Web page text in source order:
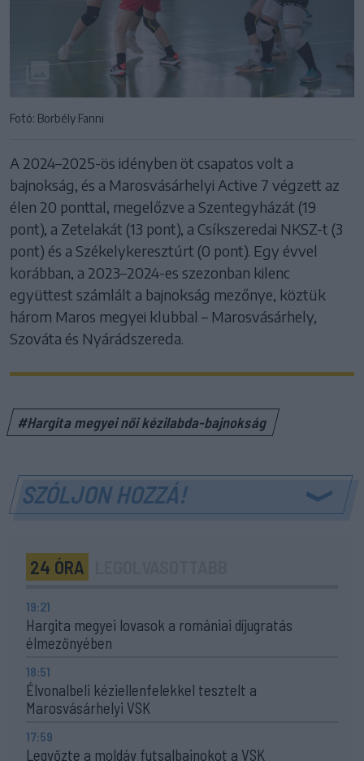
Fotó: Borbély Fanni
A 2024–2025-ös idényben öt csapatos volt a
bajnokság, és a Marosvásárhelyi Active 7 végzett az
élen 20 ponttal, megelőzve a Szentegyházát (19
pont), a Zetelakát (13 pont), a Csíkszeredai NKSZ-t (3
pont) és a Székelykeresztúrt (0 pont). Egy évvel
korábban, a 2023–2024-es szezonban kilenc
együttest számlált a bajnokság mezőnye, köztük
három Maros megyei klubbal – Marosvásárhely,
Szováta és Nyárádszereda.
#Hargita megyei női kézilabda-bajnokság
SZÓLJON HOZZÁ!
24 ÓRA
19:21
Hargita megyei lovasok a romániai díjugratás
élmezőnyében
18:51
Élvonalbeli kéziellenfelekkel tesztelt a
Marosvásárhelyi VSK
17:59
Legyőzte a moldáv futsalbajnokot a VSK